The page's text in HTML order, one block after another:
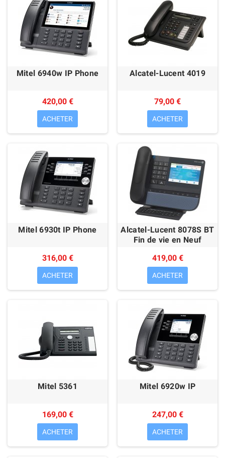
Mitel 6940w IP Phone
420,00 €
ACHETER
Alcatel-Lucent 4019
79,00 €
ACHETER
Mitel 6930t IP Phone
316,00 €
ACHETER
Alcatel-Lucent 8078S BT
Fin de vie en Neuf
419,00 €
ACHETER
Mitel 5361
169,00 €
ACHETER
Mitel 6920w IP
247,00 €
ACHETER